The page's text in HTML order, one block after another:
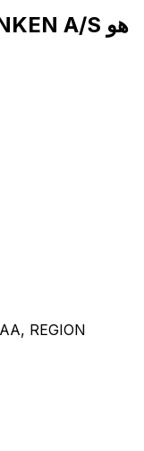
رمز SWIFT لـ KREDITBANKEN A/S هو
REGION